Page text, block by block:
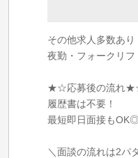
その他求人多数あり
夜勤・フォークリ
★☆応募後の流れ
履歴書は不要！
最短即日面接も
＼面談の流れは2パ